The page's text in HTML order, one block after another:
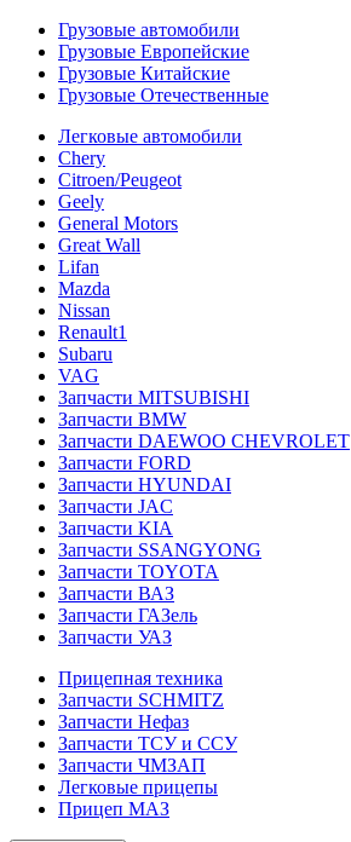
Грузовые автомобили
Грузовые Европейские
Грузовые Китайские
Грузовые Отечественные
Легковые автомобили
Chery
Citroen/Peugeot
Geely
General Motors
Great Wall
Lifan
Mazda
Nissan
Renault1
Subaru
VAG
Запчасти MITSUBISHI
Запчасти BMW
Запчасти DAEWOO CHEVROLET
Запчасти FORD
Запчасти HYUNDAI
Запчасти JAC
Запчасти KIA
Запчасти SSANGYONG
Запчасти TOYOTA
Запчасти ВАЗ
Запчасти ГАЗель
Запчасти УАЗ
Прицепная техника
Запчасти SCHMITZ
Запчасти Нефаз
Запчасти ТСУ и ССУ
Запчасти ЧМЗАП
Легковые прицепы
Прицеп МАЗ